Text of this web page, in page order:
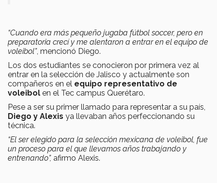
“Cuando era más pequeño jugaba fútbol soccer, pero en
preparatoria crecí y me alentaron a entrar en el equipo de
voleibol”, mencionó Diego.
Los dos estudiantes se conocieron por primera vez al
entrar en la selección de Jalisco y actualmente son
compañeros en el equipo representativo de
voleibol en el Tec campus Querétaro.
Pese a ser su primer llamado para representar a su país,
Diego y Alexis ya llevaban años perfeccionando su
técnica.
“El ser elegido para la selección mexicana de voleibol, fue
un proceso para el que llevamos años trabajando y
entrenando”, afirmo Alexis.